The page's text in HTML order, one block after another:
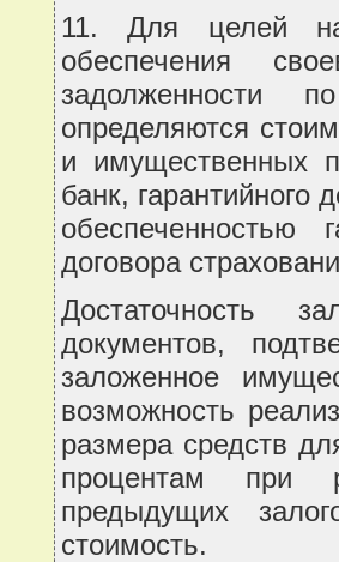
11. Для целей
обеспечения
задолженности
определяются
и имущественных
банк, гарантийного
обеспеченностью
договора
Достаточность
документов,
заложенное
возможность
размера средств
процентам при
предыдущих
стоимость.